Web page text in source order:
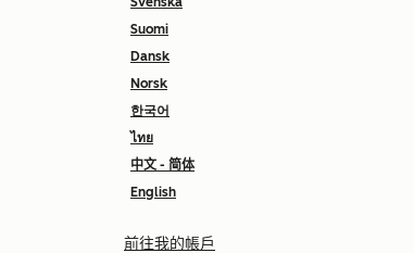
Suomi
Dansk
Norsk
한국어
ไทย
中文 - 简体
English
前往我的帳戶